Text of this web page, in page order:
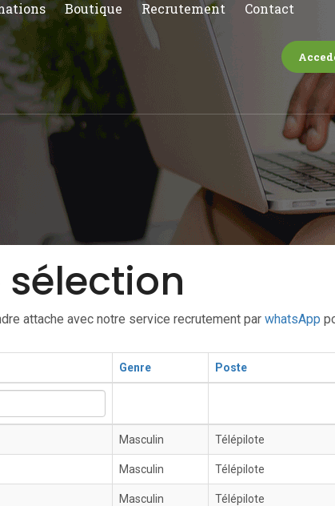
Boutique Recrutement Contact
attache avec notre service recrutement par whatsApp
Genre Poste
Masculin Télépilote
Masculin Télépilote
Masculin Télépilote